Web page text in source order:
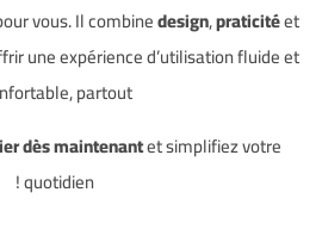
vous. Il combinedesign,praticitéet
une expérience d’utilisation fluide et
partout.
dès maintenantet simplifiez votre
quotidien !